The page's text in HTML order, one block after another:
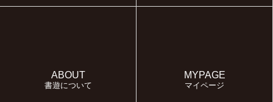
ABOUT
書遊について
MYPAGE
マイページ